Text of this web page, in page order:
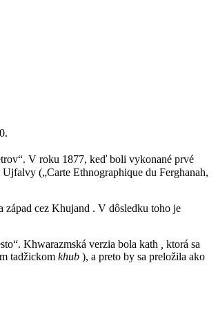
V roku 1877, keď boli vykonané prvé
(„Carte Ethnographique du Ferghanah,
západ cez Khujand . V dôsledku toho je
Khwarazmská verzia bola kath
ktorá sa
tadžickom khub ), a preto by sa preložila ako